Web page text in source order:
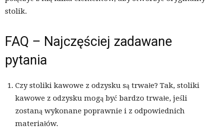
stolik.
FAQ – Najczęściej zadawane
pytania
Czy stoliki kawowe z odzysku są trwałe? Tak, stoliki
kawowe z odzysku mogą być bardzo trwałe, jeśli
zostaną wykonane poprawnie i z odpowiednich
materiałów.